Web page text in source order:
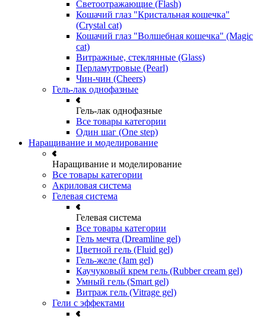
Светоотражающие (Flash)
Кошачий глаз "Кристальная кошечка"
(Crystal cat)
Кошачий глаз "Волшебная кошечка" (Magic
cat)
Витражные, стеклянные (Glass)
Перламутровые (Pearl)
Чин-чин (Cheers)
Гель-лак однофазные
Гель-лак однофазные
Все товары категории
Один шаг (One step)
Наращивание и моделирование
Наращивание и моделирование
Все товары категории
Акриловая система
Гелевая система
Гелевая система
Все товары категории
Гель мечта (Dreamline gel)
Цветной гель (Fluid gel)
Гель-желе (Jam gel)
Каучуковый крем гель (Rubber cream gel)
Умный гель (Smart gel)
Витраж гель (Vitrage gel)
Гели с эффектами